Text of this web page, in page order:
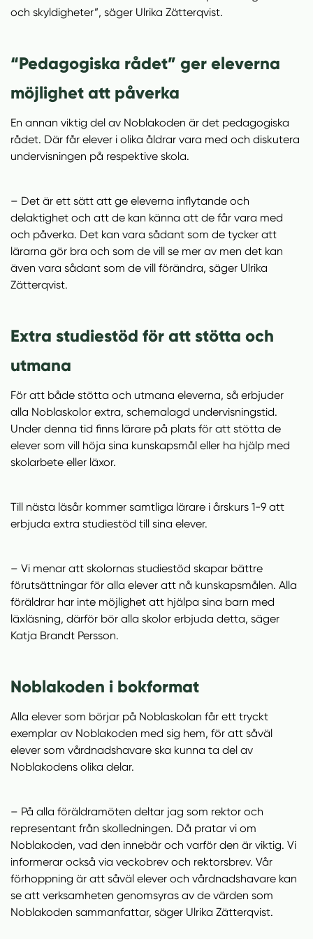
och skyldigheter”, säger Ulrika Zätterqvist.
“Pedagogiska rådet” ger eleverna
möjlighet att påverka
En annan viktig del av Noblakoden är det pedagogiska
rådet. Där får elever i olika åldrar vara med och diskutera
undervisningen på respektive skola.
– Det är ett sätt att ge eleverna inflytande och
delaktighet och att de kan känna att de får vara med
och påverka. Det kan vara sådant som de tycker att
lärarna gör bra och som de vill se mer av men det kan
även vara sådant som de vill förändra, säger Ulrika
Zätterqvist.
Extra studiestöd för att stötta och
utmana
För att både stötta och utmana eleverna, så erbjuder
alla Noblaskolor extra, schemalagd undervisningstid.
Under denna tid finns lärare på plats för att stötta de
elever som vill höja sina kunskapsmål eller ha hjälp med
skolarbete eller läxor.
Till nästa läsår kommer samtliga lärare i årskurs 1-9 att
erbjuda extra studiestöd till sina elever.
– Vi menar att skolornas studiestöd skapar bättre
förutsättningar för alla elever att nå kunskapsmålen. Alla
föräldrar har inte möjlighet att hjälpa sina barn med
läxläsning, därför bör alla skolor erbjuda detta, säger
Katja Brandt Persson.
Noblakoden i bokformat
Alla elever som börjar på Noblaskolan får ett tryckt
exemplar av Noblakoden med sig hem, för att såväl
elever som vårdnadshavare ska kunna ta del av
Noblakodens olika delar.
– På alla föräldramöten deltar jag som rektor och
representant från skolledningen. Då pratar vi om
Noblakoden, vad den innebär och varför den är viktig. Vi
informerar också via veckobrev och rektorsbrev. Vår
förhoppning är att såväl elever och vårdnadshavare kan
se att verksamheten genomsyras av de värden som
Noblakoden sammanfattar, säger Ulrika Zätterqvist.